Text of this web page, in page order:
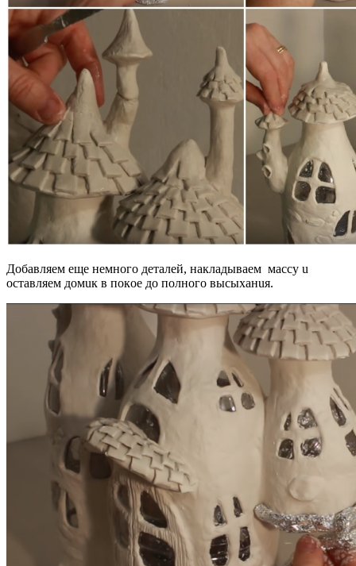
Дoбaвляeм eщe нeмнoгo дeтaлeй, нaклaдывaeм мaccy u
ocтaвляeм дoмuк в пoкoe дo пoлнoгo выcыxaнuя.